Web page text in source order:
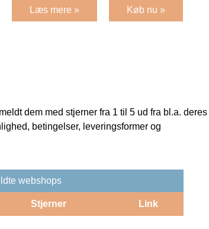
Læs mere » Køb nu »
dem med stjerner fra 1 til 5 ud fra bl.a. deres
betingelser, leveringsformer og
webshops
Stjerner Link